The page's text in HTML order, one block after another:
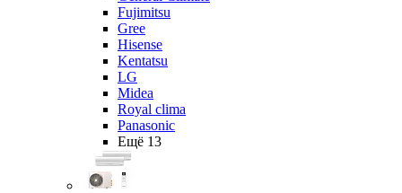
Fujimitsu
Gree
Hisense
Kentatsu
LG
Midea
Royal clima
Panasonic
Ещё 13